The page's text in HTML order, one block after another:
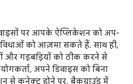
पर आपके ऐप्लिकेशन को अप-
को आज़मा सकते हैं. साथ ही,
और गड़बड़ियों को ठीक करने से
अपने डिवाइस को बिना
से कनेक्ट होने पर, बैकग्राउंड में